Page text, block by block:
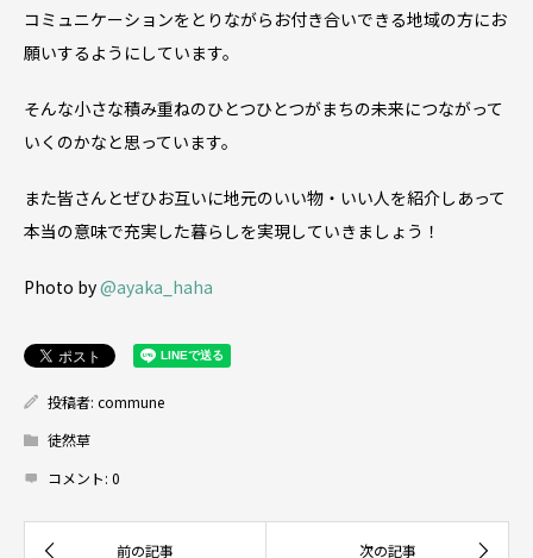
コミュニケーションをとりながらお付き合いできる地域の方にお
願いするようにしています。
そんな小さな積み重ねのひとつひとつがまちの未来につながって
いくのかなと思っています。
また皆さんとぜひお互いに地元のいい物・いい人を紹介しあって
本当の意味で充実した暮らしを実現していきましょう！
Photo by@ayaka_haha
投稿者: commune
徒然草
コメント: 0